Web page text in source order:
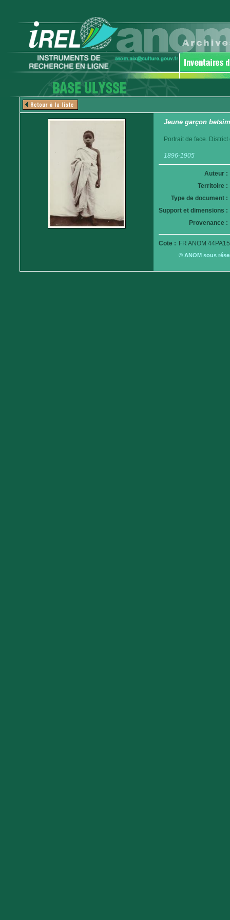
Jeune garçon
Portrait de face.
1896-1905
Auteur :
Territoire :
Type de document :
Support et dimensions :
Provenance :
Cote : FR ANOM
© ANOM sous